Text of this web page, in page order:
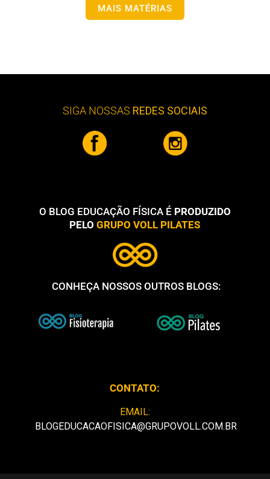
MAIS MATÉRIAS
SIGA NOSSAS REDES SOCIAIS
O BLOG EDUCAÇÃO FÍSICA É PRODUZIDO
PELOGRUPO VOLL PILATES
CONHEÇA NOSSOS OUTROS BLOGS:
CONTATO:
EMAIL:
BLOGEDUCACAOFISICA@GRUPOVOLL.COM.BR